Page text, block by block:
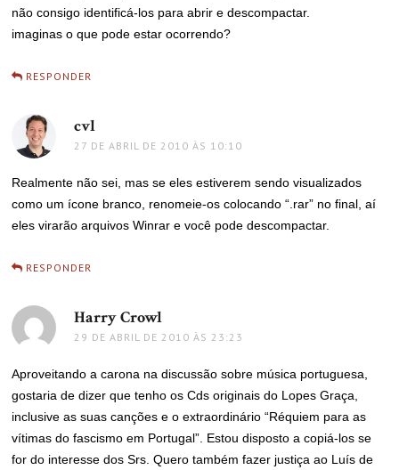
não consigo identificá-los para abrir e descompactar.
imaginas o que pode estar ocorrendo?
RESPONDER
cvl
27 DE ABRIL DE 2010 ÀS 10:10
Realmente não sei, mas se eles estiverem sendo visualizados
como um ícone branco, renomeie-os colocando “.rar” no final, aí
eles virarão arquivos Winrar e você pode descompactar.
RESPONDER
Harry Crowl
29 DE ABRIL DE 2010 ÀS 23:23
Aproveitando a carona na discussão sobre música portuguesa,
gostaria de dizer que tenho os Cds originais do Lopes Graça,
inclusive as suas canções e o extraordinário “Réquiem para as
vítimas do fascismo em Portugal”. Estou disposto a copiá-los se
for do interesse dos Srs. Quero também fazer justiça ao Luís de